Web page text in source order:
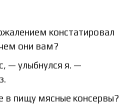
констатировал
они вам?
— улыбнулся я. —
в пищу мясные консервы?